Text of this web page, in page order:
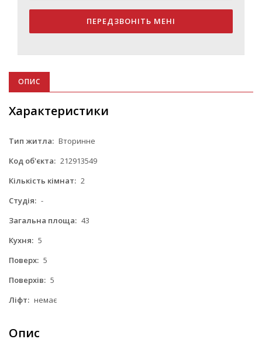
ПЕРЕДЗВОНІТЬ МЕНІ
ОПИС
Характеристики
Тип житла: Вторинне
Код об'єкта: 212913549
Кількість кімнат: 2
Студія: -
Загальна площа: 43
Кухня: 5
Поверх: 5
Поверхів: 5
Ліфт: немає
Опис